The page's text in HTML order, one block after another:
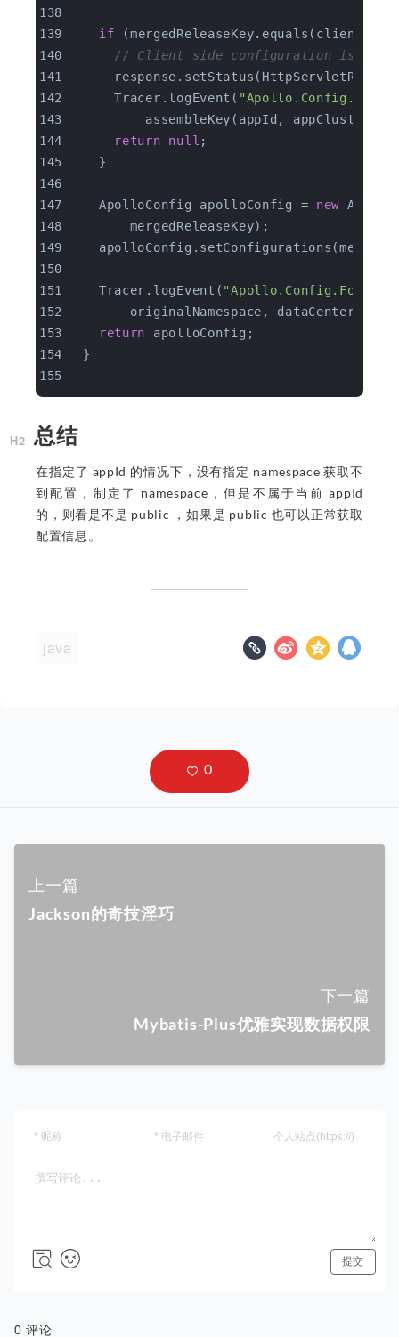
if
// Client side configuration is the
      Tracer.logEvent(
assembleKey(appId,
return
null ;
    }
    ApolloConfig apolloConfig =
new
        mergedReleaseKey);
    Tracer.logEvent(
"Apollo.Config.Found"
        originalNamespace, dataCenter));
return apolloConfig;
  }
总结
在指定了 appId 的情况下，没有指定 namespace 获取不
到配置，制定了 namespace，但是不属于当前 appId
的，则看是不是 public ，如果是 public 也可以正常获取
配置信息。
java
上一篇
Jackson的奇技淫巧
下一篇
Mybatis-Plus优雅实现数据权限